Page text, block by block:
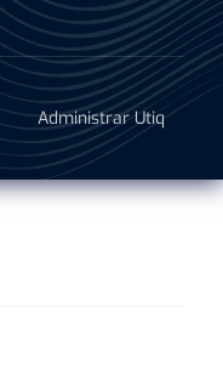
Administrar Utiq